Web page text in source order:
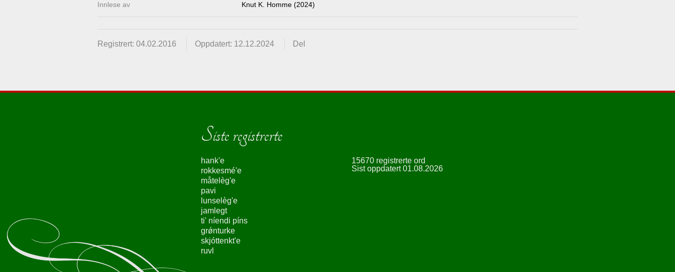
Innlese av Knut K. Homme (2024)
Registrert: 04.02.2016 Oppdatert: 12.12.2024 Del
Siste registrerte
hank'e
rokkesmé'e
måtelèg'e
pavi
lunselèg'e
jamlegt
ti' níendi píns
grǿnturke
skjóttenkt'e
ruvl
15670 registrerte ord
Sist oppdatert 01.08.2026